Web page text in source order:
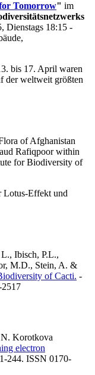
Tomorrow" im
Dienstags 18:15 -
bis 17. April waren
der weltweit größten
of Afghanistan
Rafiqpoor within
for Biodiversity of
Lotus-Effekt und
Ibisch, P.L.,
M.D., Stein, A. &
of Cacti. -
Korotkova
electron
244. ISSN 0170-